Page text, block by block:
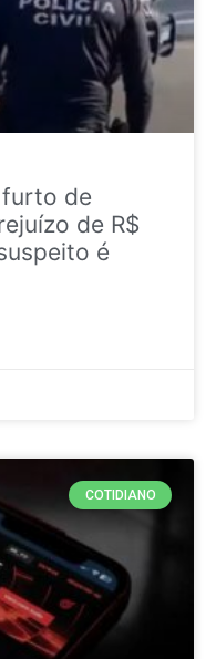
furto de
de R$
é
COTIDIANO